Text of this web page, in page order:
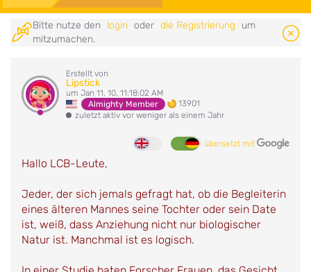
Bitte nutze den login oder die Registrierung
um
mitzumachen.
Erstellt von
Lipstick
um Jan 11, 10, 11:18:02 AM
Almighty Member
13901
zuletzt aktiv vor weniger als einem Jahr
übersetzt mit
Hallo LCB-Leute,
Jeder, der sich jemals gefragt hat, ob die Begleiterin
eines älteren Mannes seine Tochter oder sein Date
ist, weiß, dass Anziehung nicht nur biologischer
Natur ist. Manchmal ist es logisch.